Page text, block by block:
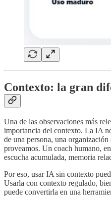
Contexto: la gran
Una de las observaciones más
importancia del contexto. La IA
de una persona, una
proveamos. Un coach humano,
escucha acumulada, memoria
Por eso, usar IA sin contexto
Usarla con contexto regulado,
puede convertirla en una